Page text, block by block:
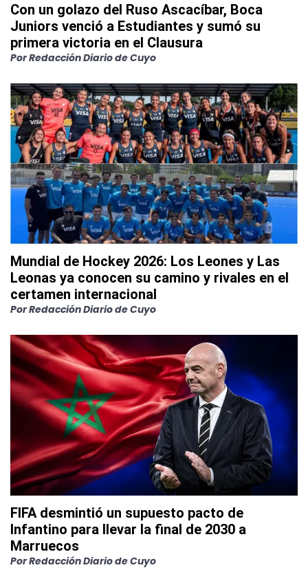
Con un golazo del Ruso Ascacíbar, Boca
Juniors venció a Estudiantes y sumó su
primera victoria en el Clausura
PorRedacción Diario de Cuyo
Mundial de Hockey 2026: Los Leones y Las
Leonas ya conocen su camino y rivales en el
certamen internacional
PorRedacción Diario de Cuyo
FIFA desmintió un supuesto pacto de
Infantino para llevar la final de 2030 a
Marruecos
PorRedacción Diario de Cuyo